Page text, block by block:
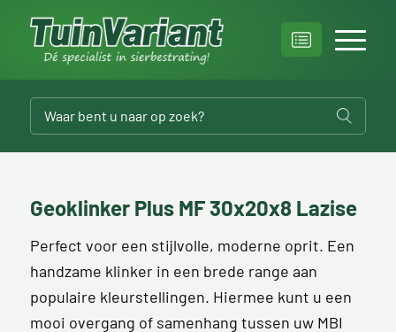
Geoklinker Plus MF 30x20x8 Lazise
Perfect voor een stijlvolle, moderne oprit. Een
handzame klinker in een brede range aan
populaire kleurstellingen. Hiermee kunt u een
mooi overgang of samenhang tussen uw MBI